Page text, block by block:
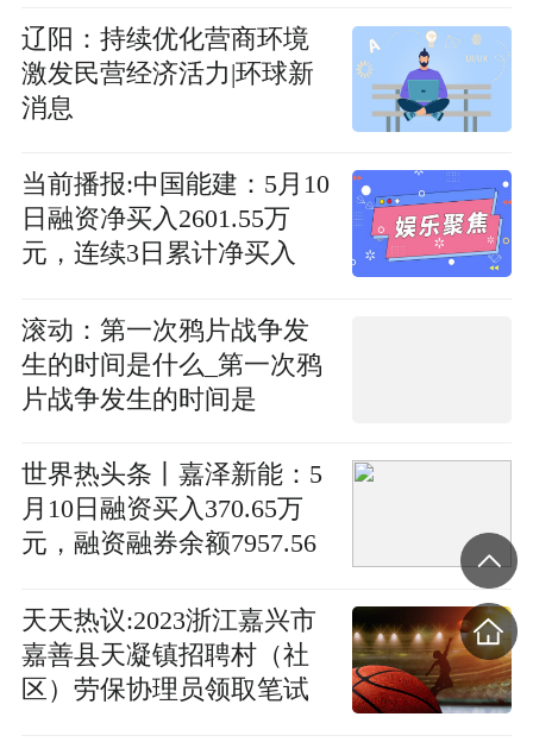
辽阳：持续优化营商环境
激发民营经济活力|环球新
消息
当前播报:中国能建：5月10
日融资净买入2601.55万
元，连续3日累计净买入
滚动：第一次鸦片战争发
生的时间是什么_第一次鸦
片战争发生的时间是
世界热头条丨嘉泽新能：5
月10日融资买入370.65万
元，融资融券余额7957.56
天天热议:2023浙江嘉兴市
嘉善县天凝镇招聘村（社
区）劳保协理员领取笔试